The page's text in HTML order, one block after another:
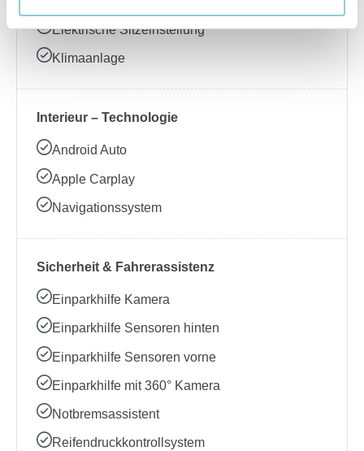
Elektrische Sitzeinstellung
Klimaanlage
Interieur – Technologie
Android Auto
Apple Carplay
Navigationssystem
Sicherheit & Fahrerassistenz
Einparkhilfe Kamera
Einparkhilfe Sensoren hinten
Einparkhilfe Sensoren vorne
Einparkhilfe mit 360° Kamera
Notbremsassistent
Reifendruckkontrollsystem